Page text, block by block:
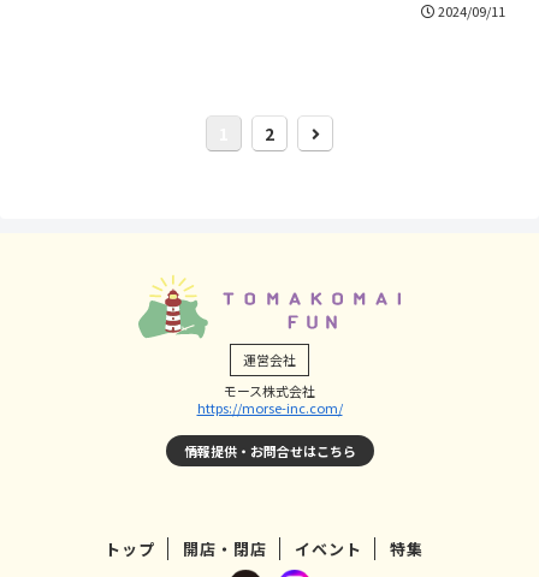
2024/09/11
2
次
運営会社
モース株式会社
https://morse-inc.com/
情報提供・お問合せはこちら
トップ 開店・閉店 イベント 特集